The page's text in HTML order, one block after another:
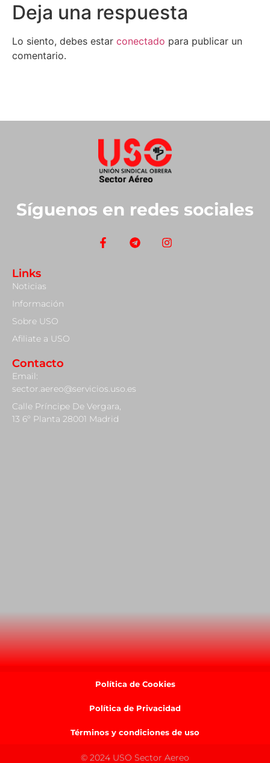
Deja una respuesta
Lo siento, debes estar conectado para publicar un
comentario.
Síguenos en redes sociales
Links
Noticias
Información
Sobre USO
Afiliate a USO
Contacto
Email:
sector.aereo@servicios.uso.es
Calle Príncipe De Vergara,
13 6º Planta 28001 Madrid
Política de Cookies
Política de Privacidad
Términos y condiciones de uso
© 2024 USO Sector Aereo